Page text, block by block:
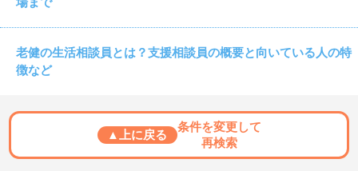
老健の生活相談員とは？支援相談員の概要と向いている人の特
徴など
▲上に戻る
条件を変更して
再検索